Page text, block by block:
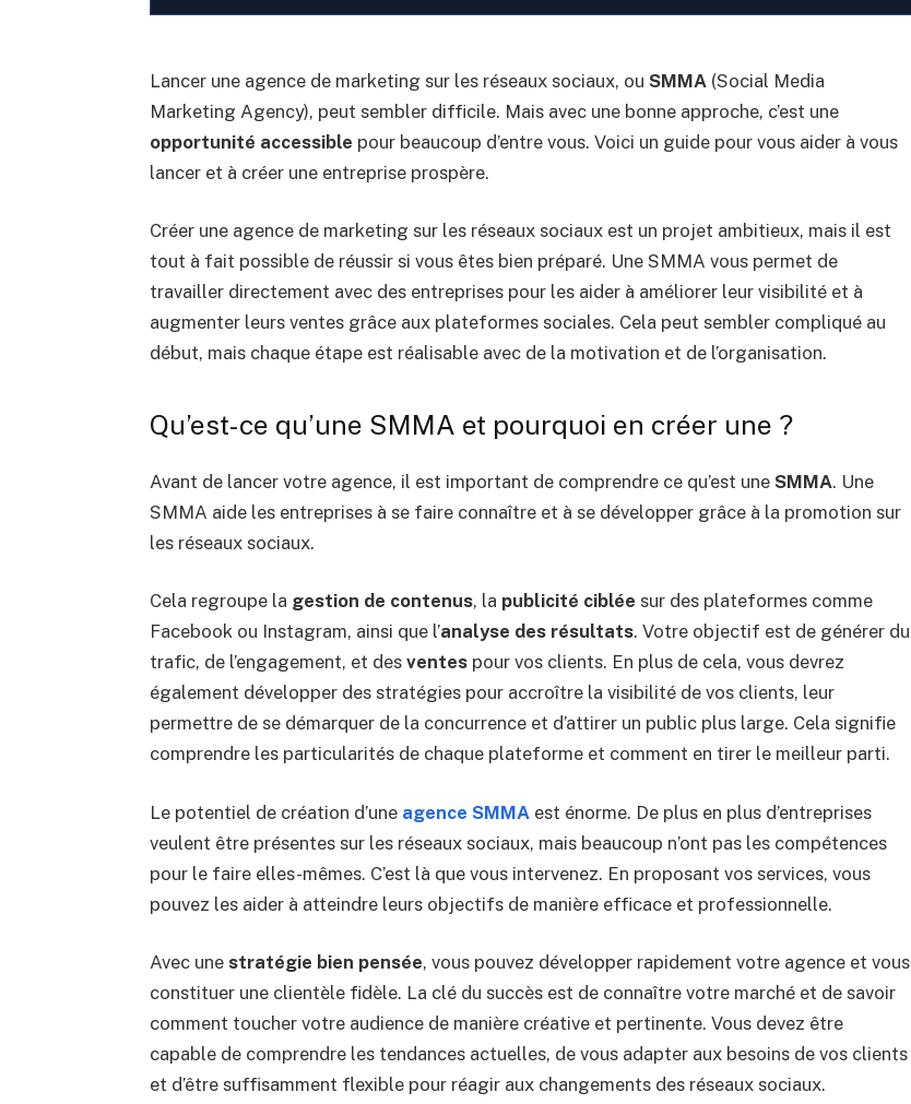
Lancer une agence de marketing sur les réseaux sociaux, ou SMMA (Social Media
Marketing Agency), peut sembler difficile. Mais avec une bonne approche, c’est une
opportunité accessible pour beaucoup d’entre vous. Voici un guide pour vous aider à vous
lancer et à créer une entreprise prospère.
Créer une agence de marketing sur les réseaux sociaux est un projet ambitieux, mais il est
tout à fait possible de réussir si vous êtes bien préparé. Une SMMA vous permet de
travailler directement avec des entreprises pour les aider à améliorer leur visibilité et à
augmenter leurs ventes grâce aux plateformes sociales. Cela peut sembler compliqué au
début, mais chaque étape est réalisable avec de la motivation et de l’organisation.
Qu’est-ce qu’une SMMA et pourquoi en créer une ?
Avant de lancer votre agence, il est important de comprendre ce qu’est une SMMA. Une
SMMA aide les entreprises à se faire connaître et à se développer grâce à la promotion sur
les réseaux sociaux.
Cela regroupe la gestion de contenus, la publicité ciblée sur des plateformes comme
Facebook ou Instagram, ainsi que l’analyse des résultats. Votre objectif est de générer du
trafic, de l’engagement, et des ventespour vos clients. En plus de cela, vous devrez
également développer des stratégies pour accroître la visibilité de vos clients, leur
permettre de se démarquer de la concurrence et d’attirer un public plus large. Cela signifie
comprendre les particularités de chaque plateforme et comment en tirer le meilleur parti.
Le potentiel de création d’une agence SMMA est énorme. De plus en plus d’entreprises
veulent être présentes sur les réseaux sociaux, mais beaucoup n’ont pas les compétences
pour le faire elles-mêmes. C’est là que vous intervenez. En proposant vos services, vous
pouvez les aider à atteindre leurs objectifs de manière efficace et professionnelle.
Avec une stratégie bien pensée, vous pouvez développer rapidement votre agence et vous
constituer une clientèle fidèle. La clé du succès est de connaître votre marché et de savoir
comment toucher votre audience de manière créative et pertinente. Vous devez être
capable de comprendre les tendances actuelles, de vous adapter aux besoins de vos clients
et d’être suffisamment flexible pour réagir aux changements des réseaux sociaux.